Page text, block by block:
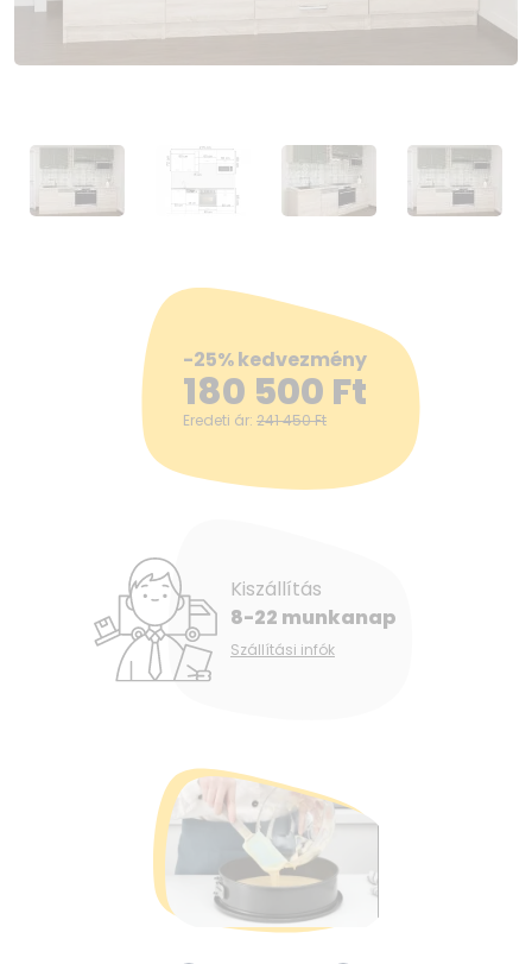
-25% kedvezmény
180 500 Ft
Eredeti ár: 241 450Ft
Kiszállítás
8-22 munkanap
Szállítási infók